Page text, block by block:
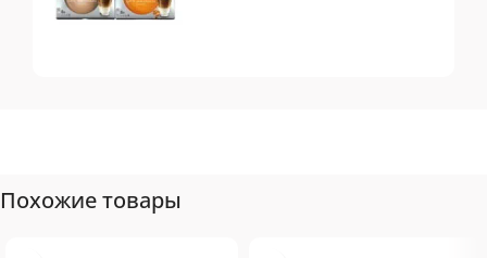
Похожие товары